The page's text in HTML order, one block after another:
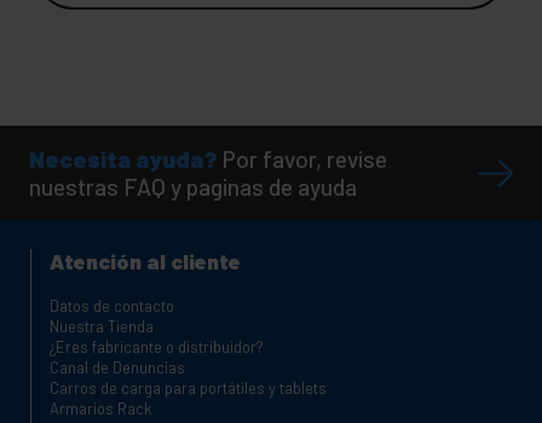
Necesita ayuda? Por favor, revise
nuestras FAQ y paginas de ayuda
Atención al cliente
Datos de contacto
Nuestra Tienda
¿Eres fabricante o distribuidor?
Canal de Denuncias
Carros de carga para portátiles y tablets
Armarios Rack